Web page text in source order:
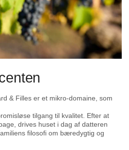
bouquet af vilde jordbær, røde
af lette krydrede noter,
underliggende mineralitet.
og intens, med en cremet
friske røde frugter. Den levende syre
kompleksitet fra den lange lagring.
alsidigt valg til både raffinerede retter
& Filles er et mikro-domaine, som
tilgang til kvalitet. Efter at
drives huset i dag af datteren
filosofi om bæredygtig og